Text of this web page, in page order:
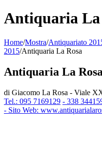
Antiquaria La
Home/Mostra/Antiquariato
2015/Antiquaria La Rosa
Antiquaria La Rosa
di Giacomo La Rosa - Viale
Tel.: 095 7169129 - 338
- Sito Web: